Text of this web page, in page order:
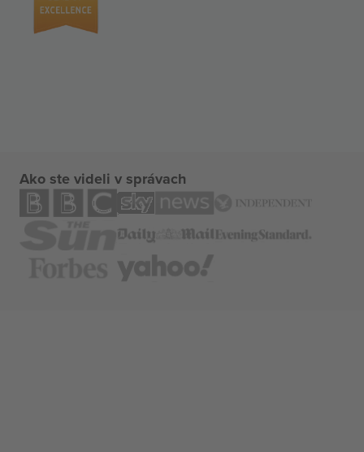
Ako ste videli v správach